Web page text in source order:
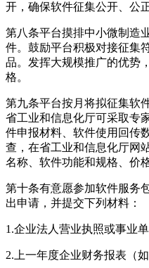
开，确保软件征集公开、公
第八条平台摸排中小微制造
件。鼓励平台积极对接征集
品。发挥大规模推广的优势
格。
第九条平台按月将拟征集软
省工业和信息化厅可采取专
件申报材料、软件使用回传
查，在省工业和信息化厅网
名称、软件功能和规格、价
第十条有意愿参加软件服务
出申请，并提交下列材料：
1.企业法人营业执照或事业
2.上一年度企业财务报表（